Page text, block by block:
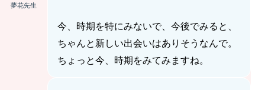
夢花先生
今、時期を特にみないで、今後でみると、
ちゃんと新しい出会いはありそうなんで。
ちょっと今、時期をみてみますね。